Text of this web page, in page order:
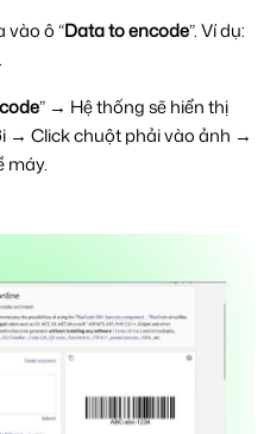
vào ô “Data to encode
” → Hệ thống sẽ hiển thị
→ Click chuột phải vào ảnh →
máy.